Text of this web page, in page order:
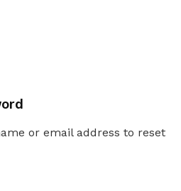
or email address to reset